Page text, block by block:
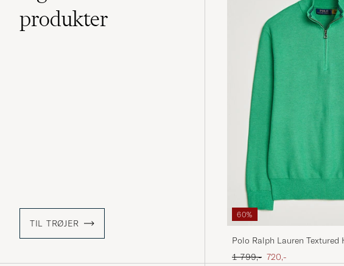
produkter
TIL TRØJER
60%
Polo Ralph Lauren Textured
Heather
Ordinary pris
1 799,- Nedsat pris
720,-